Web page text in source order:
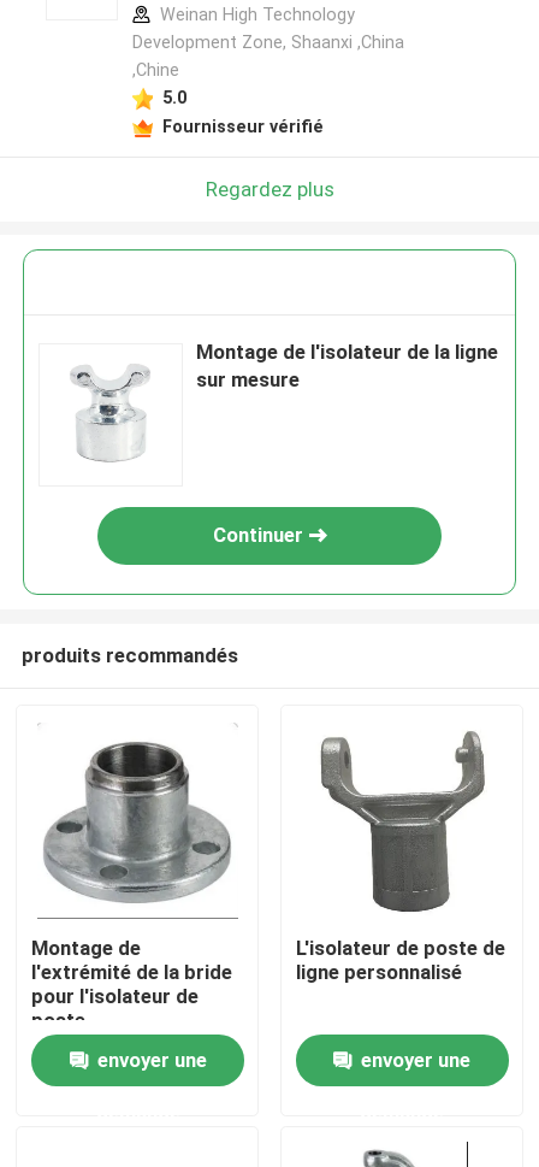
À la maison
Produits
Vidéos
Weinan High Technology
Development Zone, Shaanxi ,China
,Chine
5.0
Fournisseur vérifié
Regardez plus
Montage de l'isolateur de la ligne
sur mesure
Continuer
produits recommandés
Montage de
l'extrémité de la bride
pour l'isolateur de
poste
envoyer une
L'isolateur de poste de
ligne personnalisé
envoyer une